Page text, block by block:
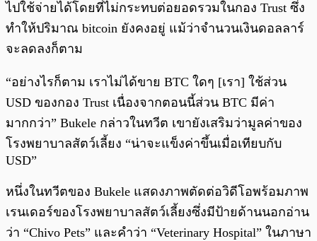
ไปใช้จ่ายได้โดยที่ไม่กระทบต่อยอดรวมในกอง Trust ซึ่ง
ทำให้ปริมาณ bitcoin ยังคงอยู่ แม้ว่าจำนวนเงินดอลลาร์
จะลดลงก็ตาม
“อย่างไรก็ตาม เราไม่ได้ขาย BTC ใดๆ [เรา] ใช้ส่วน
USD ของกอง Trust เนื่องจากตอนนี้ส่วน BTC มีค่า
มากกว่า” Bukele กล่าวในทวีต เขายังเสริมว่ามูลค่าของ
โรงพยาบาลสัตว์เลี้ยง “น่าจะแข็งค่าขึ้นเมื่อเทียบกับ
USD”
หนึ่งในทวีตของ Bukele แสดงภาพตัดต่อวิดีโอพร้อมภาพ
เรนเดอร์ของโรงพยาบาลสัตว์เลี้ยงซึ่งมีป้ายด้านนอกอ่าน
ว่า “Chivo Pets” และคำว่า “Veterinary Hospital” ในภาษา